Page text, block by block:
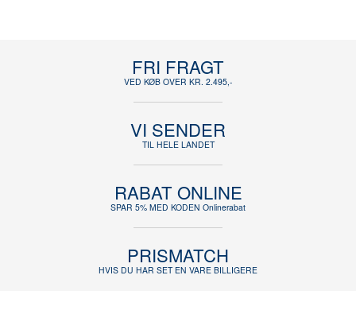
FRI FRAGT
VED KØB OVER KR. 2.495,-
VI SENDER
TIL HELE LANDET
RABAT ONLINE
SPAR 5% MED KODEN Onlinerabat
PRISMATCH
HVIS DU HAR SET EN VARE BILLIGERE